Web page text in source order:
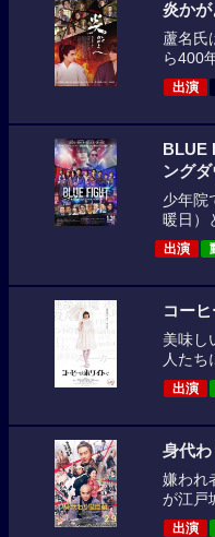
炎かが
蘆名氏
ら400
出演
BLUE
ング
少年院
暖日）
出演
コー
美味し
人たち
出演
身代
嫌われ
が江戸
出演